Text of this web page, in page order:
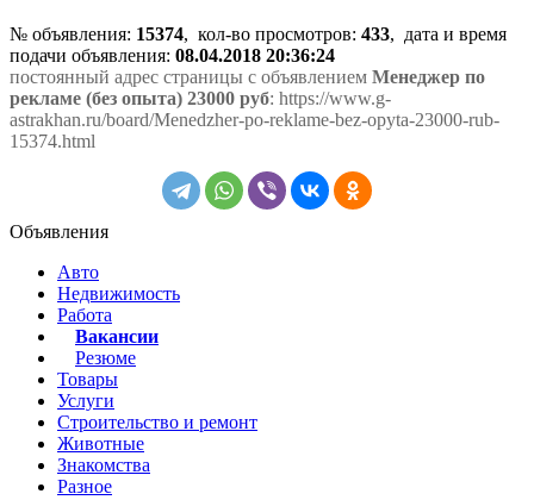
№ объявления: 15374, кол-во просмотров: 433, дата и время
подачи объявления: 08.04.2018 20:36:24
постоянный адрес страницы с объявлением Менеджер по
рекламе (без опыта) 23000 руб: https://www.g-
astrakhan.ru/board/Menedzher-po-reklame-bez-opyta-23000-rub-
15374.html
Объявления
Авто
Недвижимость
Работа
Вакансии
Резюме
Товары
Услуги
Строительство и ремонт
Животные
Знакомства
Разное